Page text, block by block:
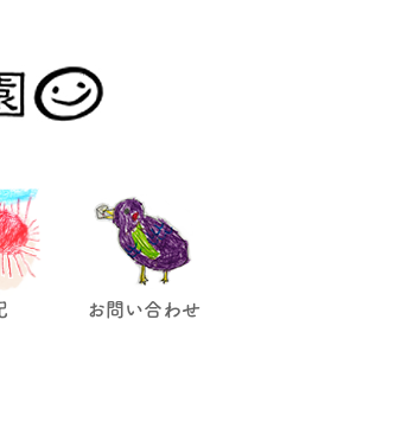
お問い合わせ